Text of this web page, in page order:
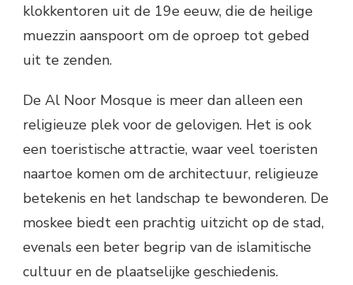
klokkentoren uit de 19e eeuw, die de heilige
muezzin aanspoort om de oproep tot gebed
uit te zenden.
De Al Noor Mosque is meer dan alleen een
religieuze plek voor de gelovigen. Het is ook
een toeristische attractie, waar veel toeristen
naartoe komen om de architectuur, religieuze
betekenis en het landschap te bewonderen. De
moskee biedt een prachtig uitzicht op de stad,
evenals een beter begrip van de islamitische
cultuur en de plaatselijke geschiedenis.